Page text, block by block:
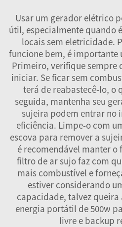
Usar um gerador elétrico
útil, especialmente quando
locais sem eletricidade.
funcione bem, é
Primeiro, verifique sempre
iniciar. Se ficar sem
terá de reabastecê-lo, o
seguida, mantenha seu
sujeira podem entrar no
eficiência. Limpe-o com
escova para remover a
é recomendável manter
filtro de ar sujo faz com
mais combustível e
estiver considerando
capacidade, talvez queira
energia portátil de 500w
livre e backup